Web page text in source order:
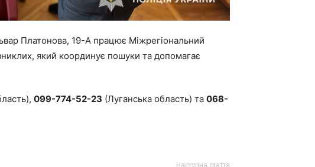
Платонова, 19-А працює Міжрегіональний
який координує пошуки та допомагає
099-774-52-23 (Луганська область) та 068-
Наступна стаття